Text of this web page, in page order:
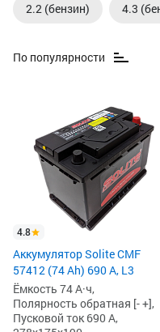
2.2 (бензин) 4.3
По популярности
4.8
Аккумулятор Solite CMF
57412 (74 Ah) 690 А, L3
Ёмкость 74 А·ч,
Полярность обратная [- +],
Пусковой ток 690 А,